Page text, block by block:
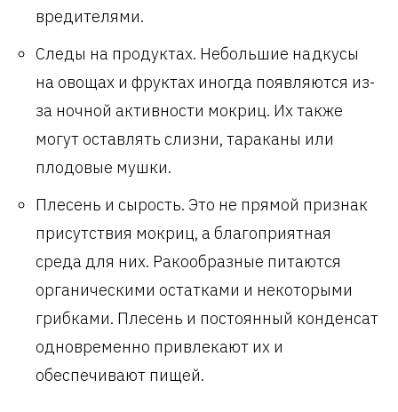
вредителями.
Следы на продуктах. Небольшие надкусы
на овощах и фруктах иногда появляются из-
за ночной активности мокриц. Их также
могут оставлять слизни, тараканы или
плодовые мушки.
Плесень и сырость. Это не прямой признак
присутствия мокриц, а благоприятная
среда для них. Ракообразные питаются
органическими остатками и некоторыми
грибками. Плесень и постоянный конденсат
одновременно привлекают их и
обеспечивают пищей.